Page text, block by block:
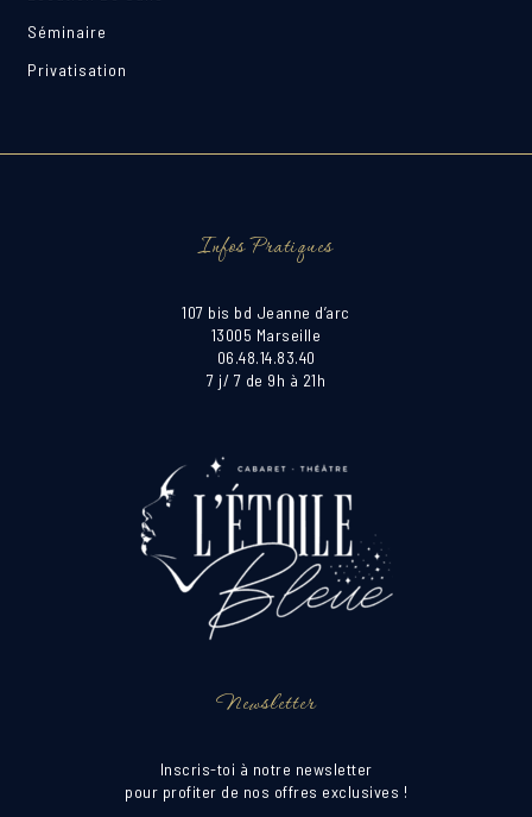
Séminaire
Privatisation
Infos Pratiques
107 bis bd Jeanne d’arc
13005 Marseille
06.48.14.83.40
7 j/ 7 de 9h à 21h
Newsletter
Inscris-toi à notre newsletter
pour profiter de nos offres exclusives !